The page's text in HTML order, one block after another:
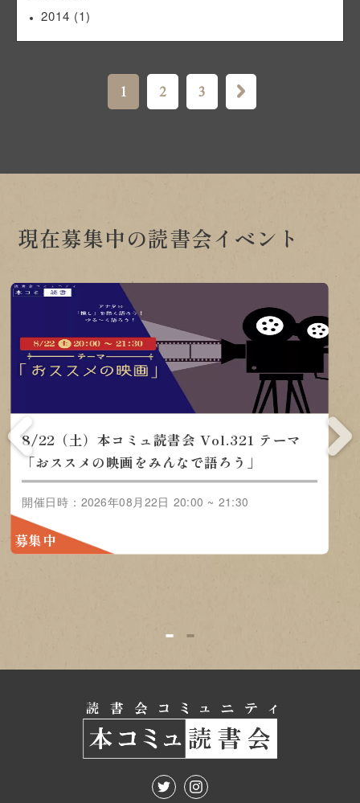
2014 (1)
1 2 3
現在募集中の読書会イベント
8/22（土）本コミュ読書会
Vol.321 テーマ「おススメの
映画をみんなで語ろう」
21:30
8/
1 2